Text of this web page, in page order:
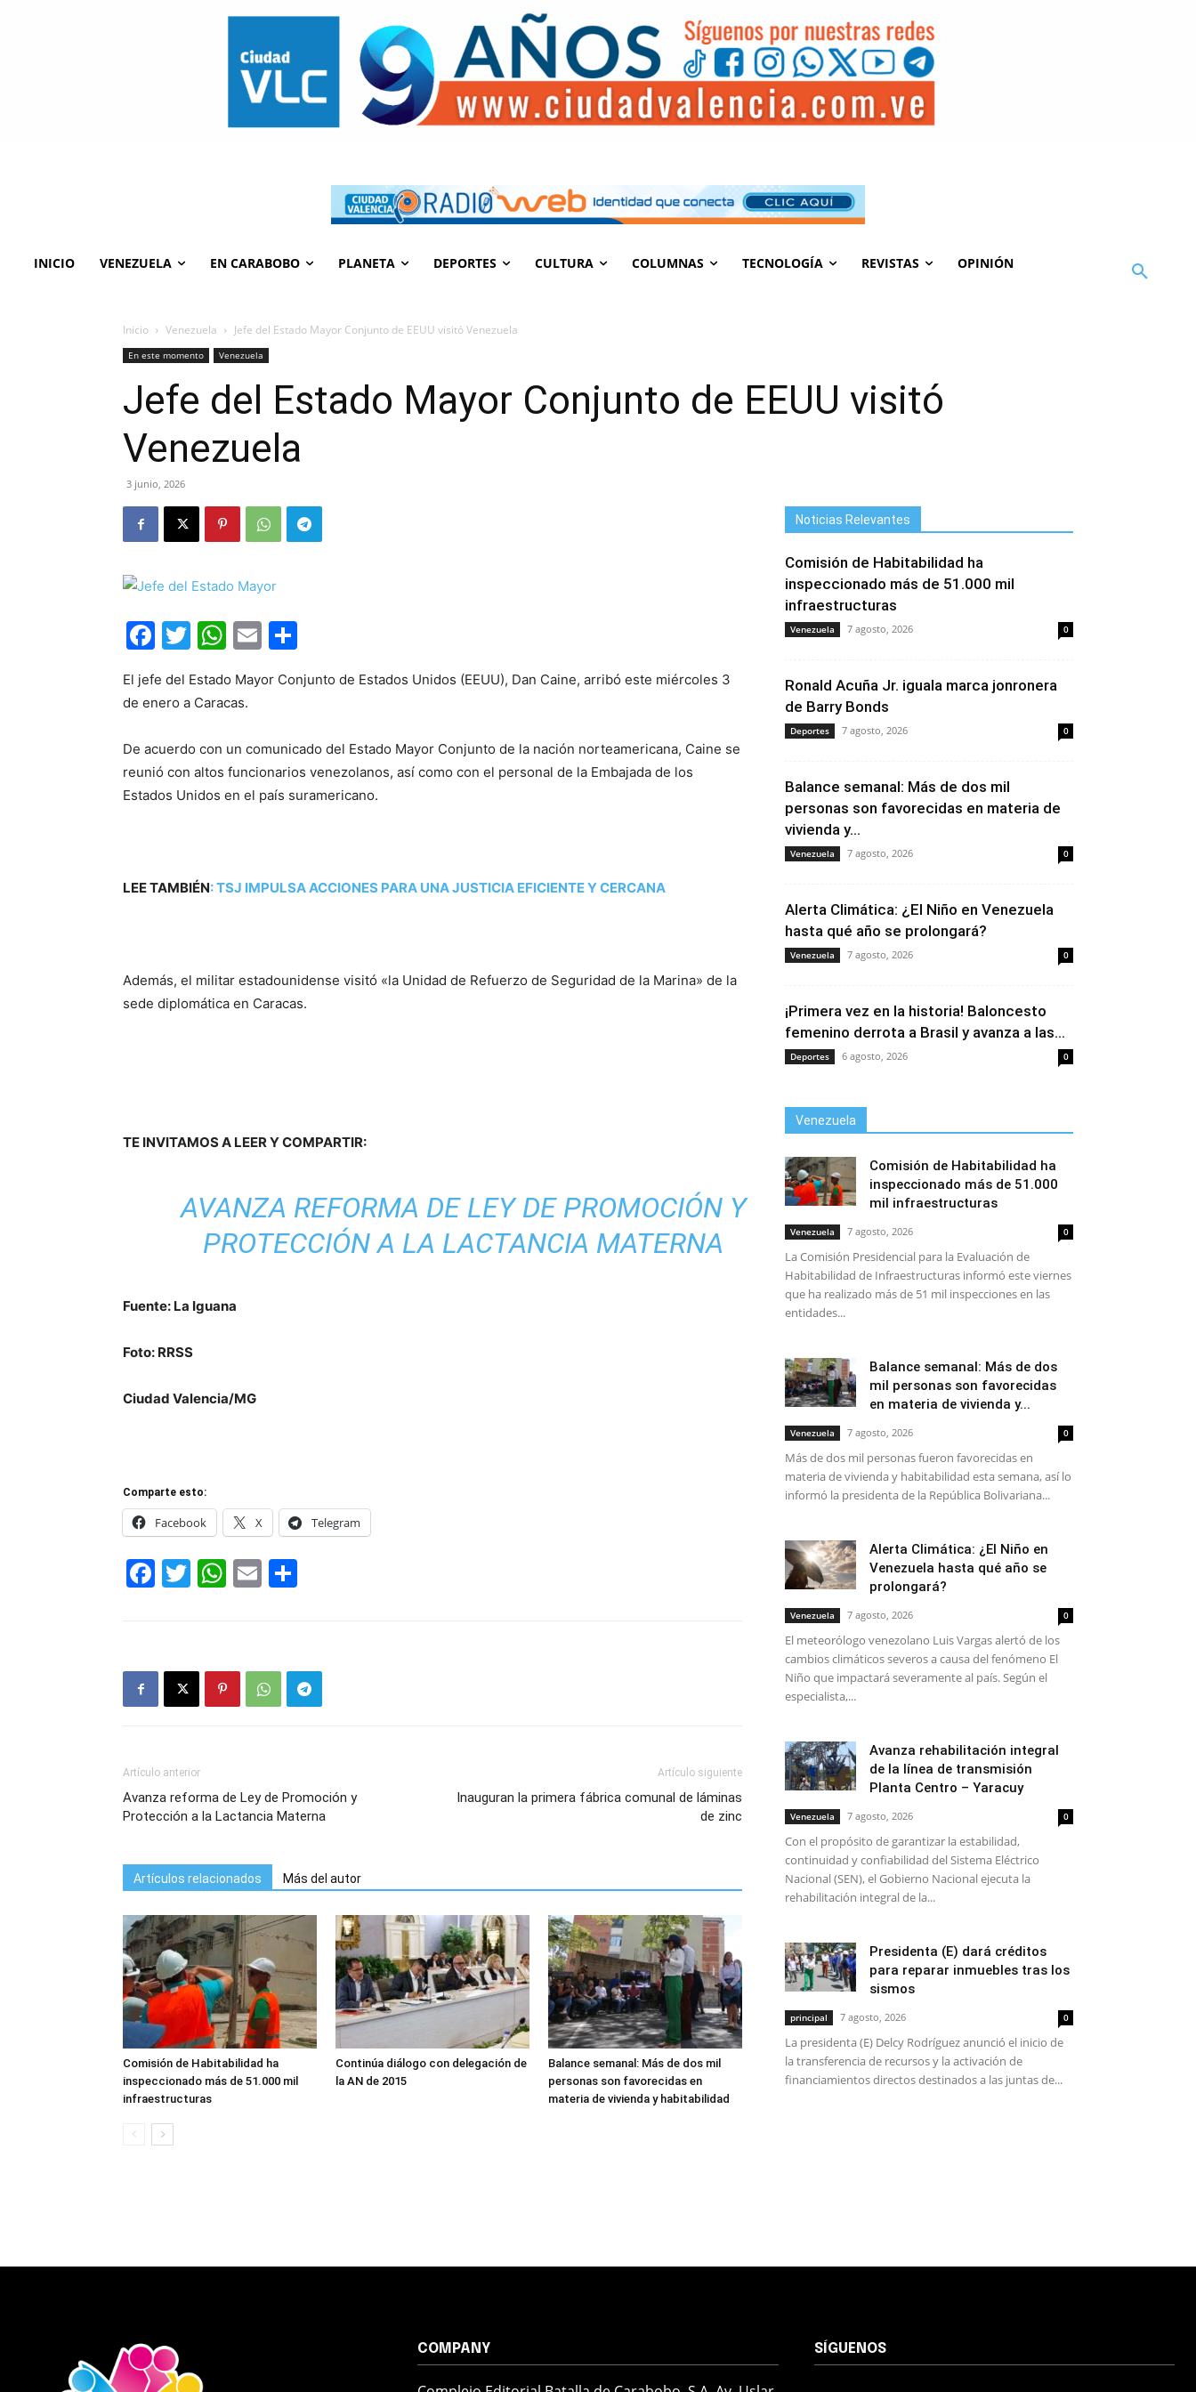
INICIO VENEZUELA EN CARABOBO PLANETA DEPORTES CULTURA COLUMNAS TECNOLOGÍA REVISTAS OPINIÓN
Inicio Venezuela Jefe del Estado Mayor Conjunto de EEUU visitó Venezuela
En este momento Venezuela
Jefe del Estado Mayor Conjunto de EEUU visitó
Venezuela
3 junio, 2026
Facebook
Twitter
WhatsApp
Email
El jefe del Estado Mayor Conjunto de Estados Unidos (EEUU), Dan Caine, arribó este miércoles 3
de enero a Caracas.
De acuerdo con un comunicado del Estado Mayor Conjunto de la nación norteamericana, Caine se
reunió con altos funcionarios venezolanos, así como con el personal de la Embajada de los
Estados Unidos en el país suramericano.
LEE TAMBIÉN:TSJ IMPULSA ACCIONES PARA UNA JUSTICIA EFICIENTE Y CERCANA
Además, el militar estadounidense visitó «la Unidad de Refuerzo de Seguridad de la Marina» de la
sede diplomática en Caracas.
TE INVITAMOS A LEER Y COMPARTIR:
AVANZA REFORMA DE LEY DE PROMOCIÓN Y
PROTECCIÓN A LA LACTANCIA MATERNA
Fuente: La Iguana
Foto: RRSS
Ciudad Valencia/MG
Comparte esto:
Facebook X Telegram
Facebook
Twitter
WhatsApp
Email
Artículo anterior
Avanza reforma de Ley de Promoción y
Protección a la Lactancia Materna
Artículo siguiente
Inauguran la primera fábrica comunal de láminas
de zinc
Artículos relacionados Más del autor
Comisión de Habitabilidad ha
inspeccionado más de 51.000 mil
infraestructuras
Continúa diálogo con delegación de
la AN de 2015
Balance semanal: Más de dos mil
personas son favorecidas en
materia de vivienda y habitabilidad
Noticias Relevantes
Comisión de Habitabilidad ha
inspeccionado más de 51.000 mil
infraestructuras
Venezuela 7 agosto, 2026 0
Ronald Acuña Jr. iguala marca jonronera
de Barry Bonds
Deportes 7 agosto, 2026 0
Balance semanal: Más de dos mil
personas son favorecidas en materia de
vivienda y...
Venezuela 7 agosto, 2026 0
Alerta Climática: ¿El Niño en Venezuela
hasta qué año se prolongará?
Venezuela 7 agosto, 2026 0
¡Primera vez en la historia! Baloncesto
femenino derrota a Brasil y avanza a las...
Deportes 6 agosto, 2026 0
Venezuela
Comisión de Habitabilidad ha
inspeccionado más de 51.000
mil infraestructuras
Venezuela 7 agosto, 2026 0
La Comisión Presidencial para la Evaluación de
Habitabilidad de Infraestructuras informó este viernes
que ha realizado más de 51 mil inspecciones en las
entidades...
Balance semanal: Más de dos
mil personas son favorecidas
en materia de vivienda y...
Venezuela 7 agosto, 2026 0
Más de dos mil personas fueron favorecidas en
materia de vivienda y habitabilidad esta semana, así lo
informó la presidenta de la República Bolivariana...
Alerta Climática: ¿El Niño en
Venezuela hasta qué año se
prolongará?
Venezuela 7 agosto, 2026 0
El meteorólogo venezolano Luis Vargas alertó de los
cambios climáticos severos a causa del fenómeno El
Niño que impactará severamente al país. Según el
especialista,...
Avanza rehabilitación integral
de la línea de transmisión
Planta Centro – Yaracuy
Venezuela 7 agosto, 2026 0
Con el propósito de garantizar la estabilidad,
continuidad y confiabilidad del Sistema Eléctrico
Nacional (SEN), el Gobierno Nacional ejecuta la
rehabilitación integral de la...
Presidenta (E) dará créditos
para reparar inmuebles tras los
sismos
principal 7 agosto, 2026 0
La presidenta (E) Delcy Rodríguez anunció el inicio de
la transferencia de recursos y la activación de
financiamientos directos destinados a las juntas de...
COMPANY SÍGUENOS